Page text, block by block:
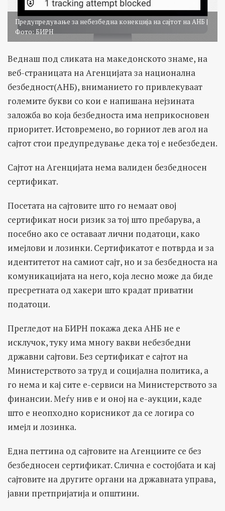
Предупредување за небезбедна конекција на сајтот на АНБ |
Фото: БИРН
Веднаш под сликата на македонското знаме, на
веб-страницата на Агенцијата за национална
безбедност(АНБ), вниманието го привлекуваат
големите букви со кои е напишана нејзината
заложба во која безбедноста има неприкосновен
приоритет. Истовремено, во горниот лев агол на
сајтот стои предупредување дека тој е небезбеден.
Сајтот на Агенцијата нема валиден безбедносен
сертификат.
Посетата на сајтовите што го немаат овој
сертификат носи ризик за тој што пребарува, а
посебно ако се оставаат лични податоци, како
имејлови и лозинки. Сертификатот е потврда и за
идентитетот на самиот сајт, но и за безбедноста на
комуникацијата на него, која лесно може да биде
пресретната од хакери што крадат приватни
податоци.
Прегледот на БИРН покажа дека АНБ не е
исклучок, туку има многу вакви небезбедни
државни сајтови. Без сертификат е сајтот на
Министерството за труд и социјална политика, а
го нема и кај сите е-сервиси на Министерството за
финансии. Меѓу нив е и оној на е-аукции, каде
што е неопходно корисникот да се логира со
имејл и лозинка.
Една петтина од сајтовите на Агенциите се без
безбедносен сертификат. Слична е состојбата и кај
сајтовите на другите органи на државната управа,
јавни претпријатија и општини.